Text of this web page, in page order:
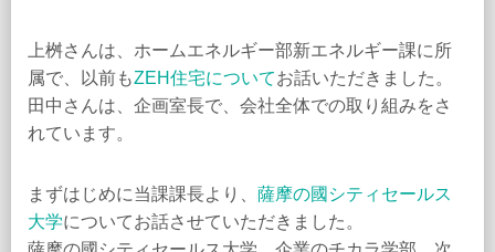
上桝さんは、ホームエネルギー部新エネルギー課に所
属で、以前もZEH住宅についてお話いただきました。
田中さんは、企画室長で、会社全体での取り組みをさ
れています。
まずはじめに当課課長より、 薩摩の國シティセールス
大学についてお話させていただきました。